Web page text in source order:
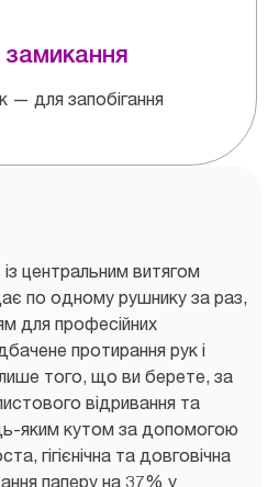
— для запобігання
центральним витягом
по одному рушнику за раз,
для професійних
протирання рук і
того, що ви берете, за
відривання та
яким кутом за допомогою
гігієнічна та довговічна
паперу на 37% у